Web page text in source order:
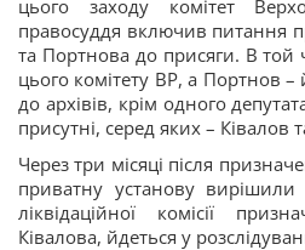
цього заходу комітет
правосуддя включив питання
та Портнова до присяги. В той
цього комітету ВР, а Портнов
до архівів, крім одного
присутні, серед яких – Ківалов
Через три місяці після
приватну установу вирішили
ліквідаційної комісії
Ківалова, йдеться у